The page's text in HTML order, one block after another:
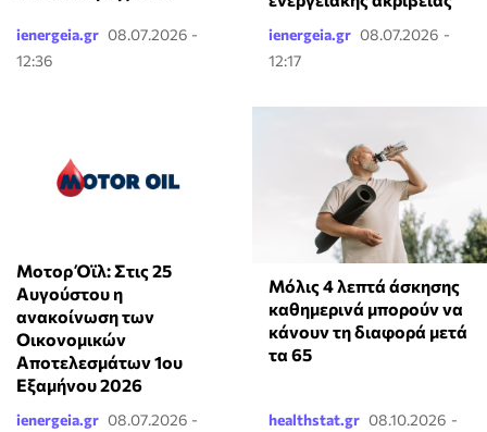
ienergeia.gr 08.07.2026 -
12:36
ienergeia.gr 08.07.2026 -
12:17
Μοτορ Όϊλ: Στις 25
Αυγούστου η
ανακοίνωση των
Οικονομικών
Αποτελεσμάτων 1ου
Εξαμήνου 2026
ienergeia.gr 08.07.2026 -
Μόλις 4 λεπτά άσκησης
καθημερινά μπορούν να
κάνουν τη διαφορά μετά
τα 65
healthstat.gr 08.10.2026 -